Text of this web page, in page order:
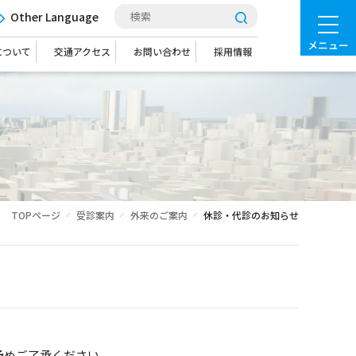
メニュー
Other Language
いて 交通アクセス お問い合わせ 採用情報
TOPページ 受診案内 外来のご案内 休診・代診のお知らせ